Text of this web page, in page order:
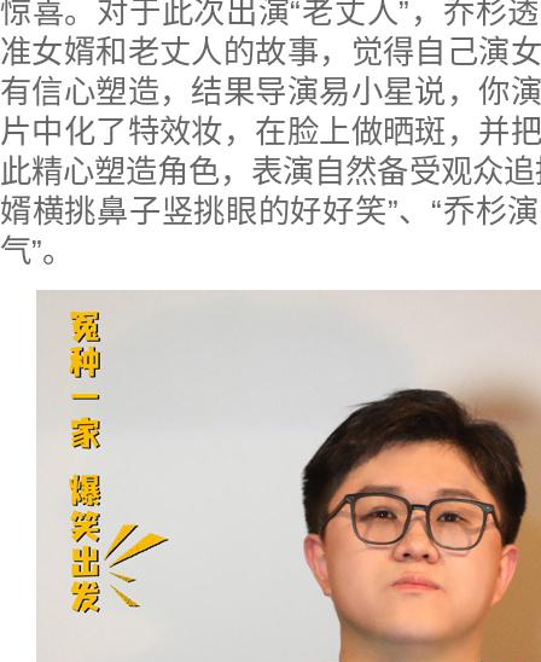
惊喜。对于此次出演“老丈人”，乔杉
准女婿和老丈人的故事，觉得自己演
有信心塑造，结果导演易小星说，你
片中化了特效妆，在脸上做晒斑，并
此精心塑造角色，表演自然备受观众
婿横挑鼻子竖挑眼的好好笑”、“乔杉
气”。